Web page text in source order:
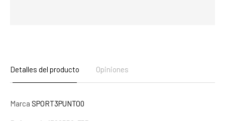
Detalles del producto Opiniones
Marca SPORT3PUNTO0